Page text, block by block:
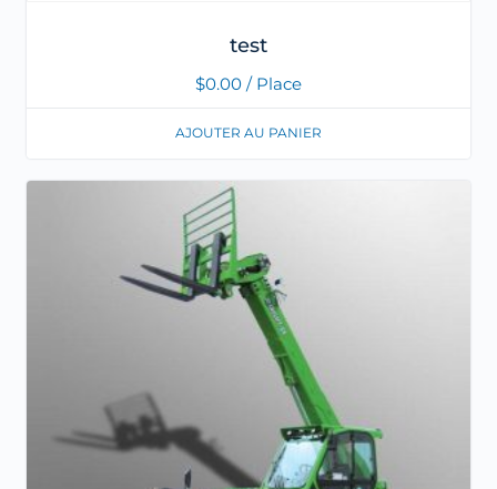
test
$0.00 / Place
AJOUTER AU PANIER